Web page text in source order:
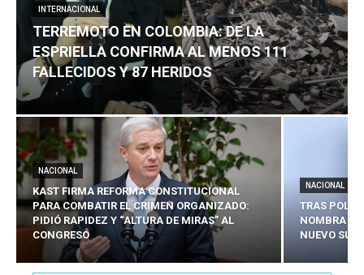
INTERNACIONAL
TERREMOTO EN COLOMBIA: DE LA
ESPRIELLA CONFIRMA AL MENOS 111
FALLECIDOS Y 87 HERIDOS
NACIONAL
KAST FIRMA REFORMA CONSTITUCIONAL
PARA COMBATIR EL CRIMEN ORGANIZADO:
PIDIÓ RAPIDEZ Y “ALTURA DE MIRAS” AL
CONGRESO
NACIONAL
TRAS
NOMBRA A
NUEVO